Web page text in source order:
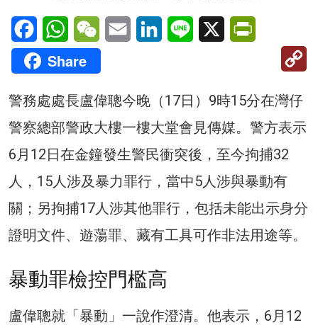
FacebookWhatsAppWeChatEmail LinkedInLine X
Share
警務處處長盧偉聰今晚（17日）9時15分在灣仔
警察總部警政大樓一樓大堂會見傳媒。警方表示
6月12日在金鐘發生警民衝突後，至今拘捕32
人，15人涉及暴力罪行，當中5人涉與暴動有
關；另拘捕17人涉其他罪行，包括未能出示身分
證明文件、遊蕩罪、藏有工具可作非法用途等。
暴動罪檢控門檻高
盧偉聰就「暴動」一說作澄清。他表示，6月12